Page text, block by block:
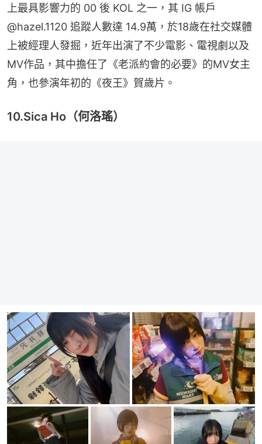
上最具影響力的 00 後 KOL 之一，其 IG 帳戶
@hazel.1120 追蹤人數達 14.9萬，於18歲在社交媒體
上被經理人發掘，近年出演了不少電影、電視劇以及
MV作品，其中擔任了《老派約會的必要》的MV女主
角，也參演年初的《夜王》賀歲片。
10.Sica Ho（何洛瑤）